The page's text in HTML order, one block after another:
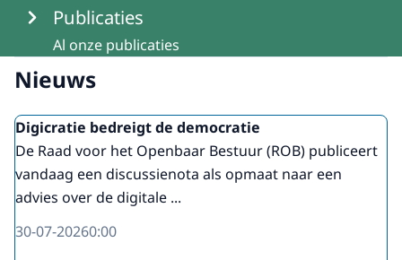
Publicaties
Al onze publicaties
Nieuws
Digicratie bedreigt de democratie
De Raad voor het Openbaar Bestuur (ROB) publiceert
vandaag een discussienota als opmaat naar een
advies over de digitale ...
30-07-20260:00